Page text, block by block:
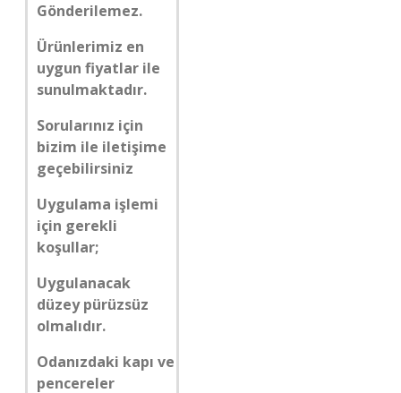
Gönderilemez.
Ürünlerimiz en
uygun fiyatlar ile
sunulmaktadır.
Sorularınız için
bizim ile iletişime
geçebilirsiniz
Uygulama işlemi
için gerekli
koşullar;
Uygulanacak
düzey pürüzsüz
olmalıdır.
Odanızdaki kapı ve
pencereler